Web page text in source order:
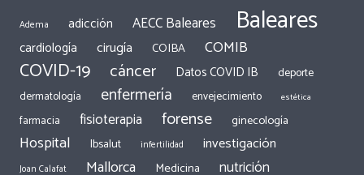
Adema adicción AECC Baleares Baleares
cardiología cirugía COIBA COMIB
COVID-19 cáncer Datos COVID IB
deporte
dermatología
enfermería envejecimiento estética
farmacia fisioterapia forense ginecología
Hospital Ibsalut infertilidad investigación
Joan Calafat Mallorca Medicina nutrición